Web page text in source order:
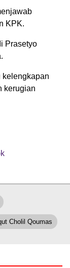
KPK.
Prasetyo
kelengkapan
kerugian
Cholil Qoumas